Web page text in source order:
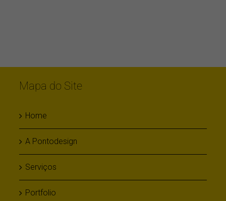
Mapa do Site
Home
A Pontodesign
Serviços
Portfolio